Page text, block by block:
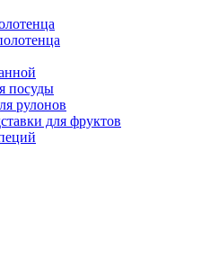
посуды
рулонов
для фруктов